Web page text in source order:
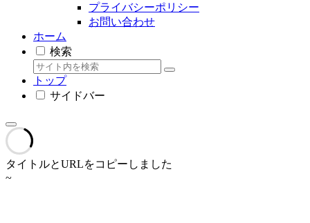
プライバシーポリシー
お問い合わせ
ホーム
検索
トップ
サイドバー
タイトルとURLをコピーしました
~